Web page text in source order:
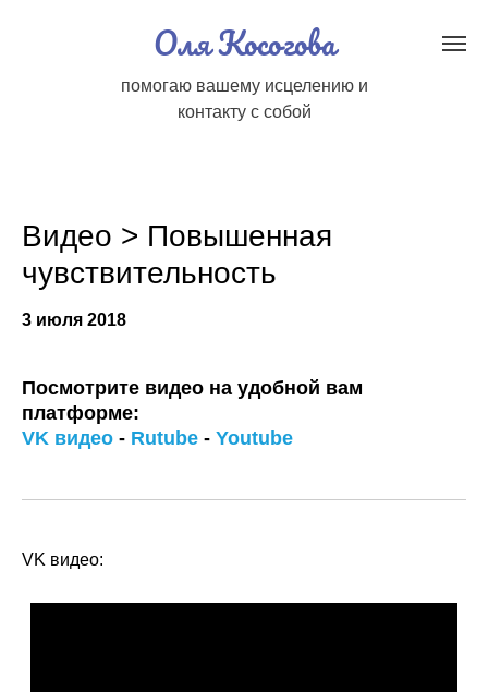
помогаю вашему исцелению и
контакту с собой
Оля Косогова
Видео > Повышенная
чувствительность
3 июля 2018
Посмотрите видео на удобной вам
платформе:
VK видео - Rutube - Youtube
VK видео: